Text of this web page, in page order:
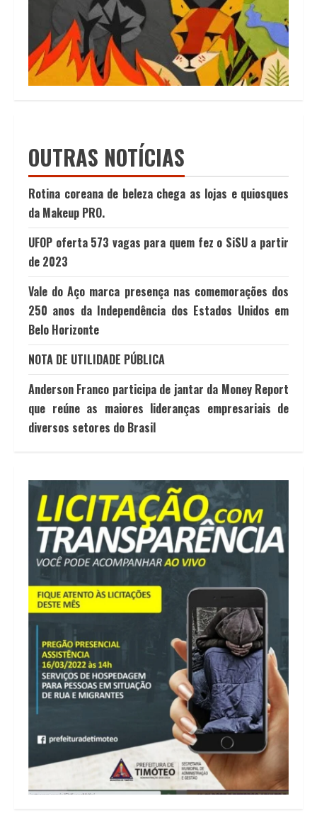
OUTRAS NOTÍCIAS
Rotina coreana de beleza chega as lojas e quiosques
da Makeup PRO.
UFOP oferta 573 vagas para quem fez o SiSU a partir
de 2023
Vale do Aço marca presença nas comemorações dos
250 anos da Independência dos Estados Unidos em
Belo Horizonte
NOTA DE UTILIDADE PÚBLICA
Anderson Franco participa de jantar da Money Report
que reúne as maiores lideranças empresariais de
diversos setores do Brasil